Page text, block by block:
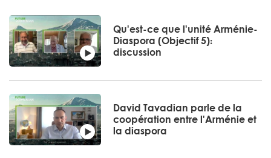
Qu'est-ce que l'unité Arménie-
Diaspora (Objectif 5)։
discussion
David Tavadian parle de la
coopération entre l'Arménie et
la diaspora